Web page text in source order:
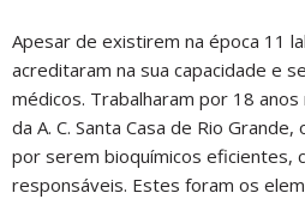
Apesar de existirem na época 11
acreditaram na sua capacidade e
médicos. Trabalharam por 18
da A. C. Santa Casa de Rio
por serem bioquímicos eficientes,
responsáveis. Estes foram os